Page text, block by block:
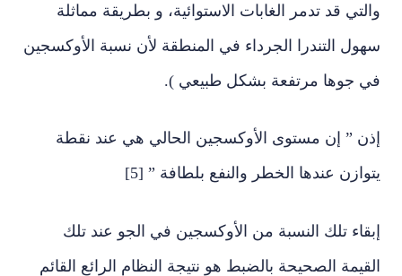
والتي قد تدمر الغابات الاستوائية، و بطريقة مماثلة
سهول التندرا الجرداء في المنطقة لأن نسبة الأوكسجين
في جوها مرتفعة بشكل طبيعي ).
إذن ” إن مستوى الأوكسجين الحالي هي عند نقطة
يتوازن عندها الخطر والنفع بلطافة ” [5]
إبقاء تلك النسبة من الأوكسجين في الجو عند تلك
القيمة الصحيحة بالضبط هو نتيجة النظام الرائع القائم